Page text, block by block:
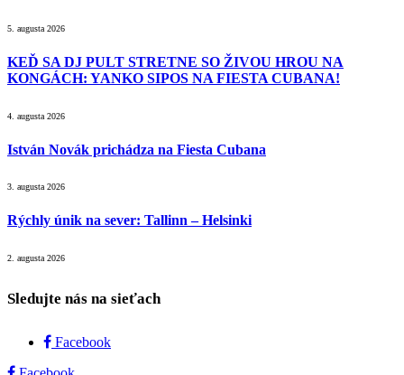
5. augusta 2026
KEĎ SA DJ PULT STRETNE SO ŽIVOU HROU NA
KONGÁCH: YANKO SIPOS NA FIESTA CUBANA!
4. augusta 2026
István Novák prichádza na Fiesta Cubana
3. augusta 2026
Rýchly únik na sever: Tallinn – Helsinki
2. augusta 2026
Sledujte nás na sieťach
Facebook